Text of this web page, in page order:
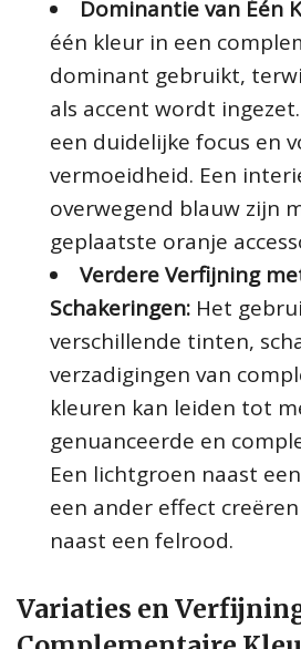
Dominantie van Één
één kleur in een
dominant gebruikt,
als accent wordt
een duidelijke focus en
vermoeidheid. Een
overwegend blauw zijn
geplaatste oranje
Verdere Verfijning
Schakeringen: Het
verschillende tinten,
verzadigingen van
kleuren kan leiden tot
genuanceerde en
Een lichtgroen naast
een ander effect
naast een felrood.
Variaties en